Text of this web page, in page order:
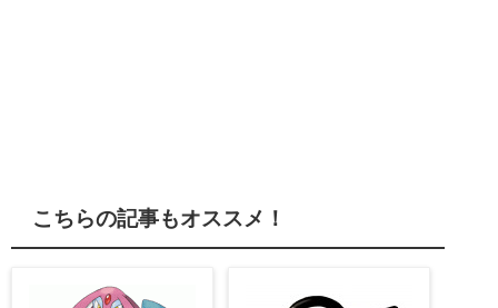
こちらの記事もオススメ！